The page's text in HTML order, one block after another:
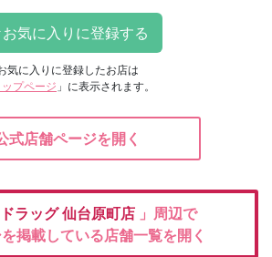
気に入りに登録したお店は
ップページ 」に表示されます。
式店舗ページを開く
ラッグ仙台原町店 」周辺で
掲載している店舗一覧を開く